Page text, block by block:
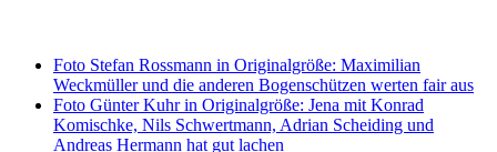
Foto Stefan Rossmann in Originalgröße: Maximilian
Weckmüller und die anderen Bogenschützen werten fair aus
Foto Günter Kuhr in Originalgröße: Jena mit Konrad
Komischke, Nils Schwertmann, Adrian Scheiding und
Andreas Hermann hat gut lachen